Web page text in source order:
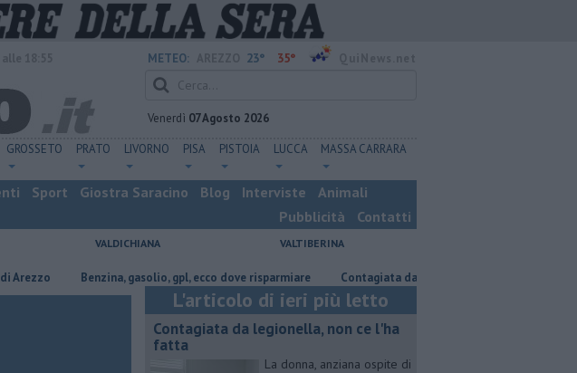
METEO: 23° 35°
Venerdì 07 Agosto 2026
GROSSETO PRATO LIVORNO PISA PISTOIA LUCCA MASSA CARRARA
Sport Giostra Saracino Blog Interviste
Animali
Pubblicità
Contatti
VALDICHIANA VALTIBERINA
​Benzina, gasolio, gpl, ecco dove risparmiare Contagiata da legionella, non ce l'ha fatta
L'articolo di ieri più letto
Contagiata da legionella, non ce l'ha
fatta
La donna, anziana ospite di